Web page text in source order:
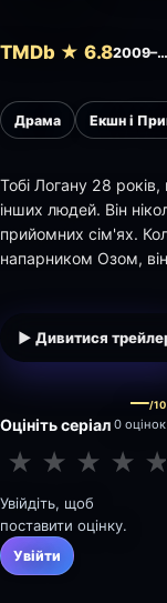
TMDb ★ 6.82009–…
Драма Екшн і
Тобі Логану 28
інших людей. Він
прийомних сім'ях.
напарником Озом,
подруги лікаря
▶ Дивитися
Оцініть серіал
—/10
0 оцінок
★ ★ ★ ★ ★
Увійдіть, щоб
поставити оцінку.
Увійти